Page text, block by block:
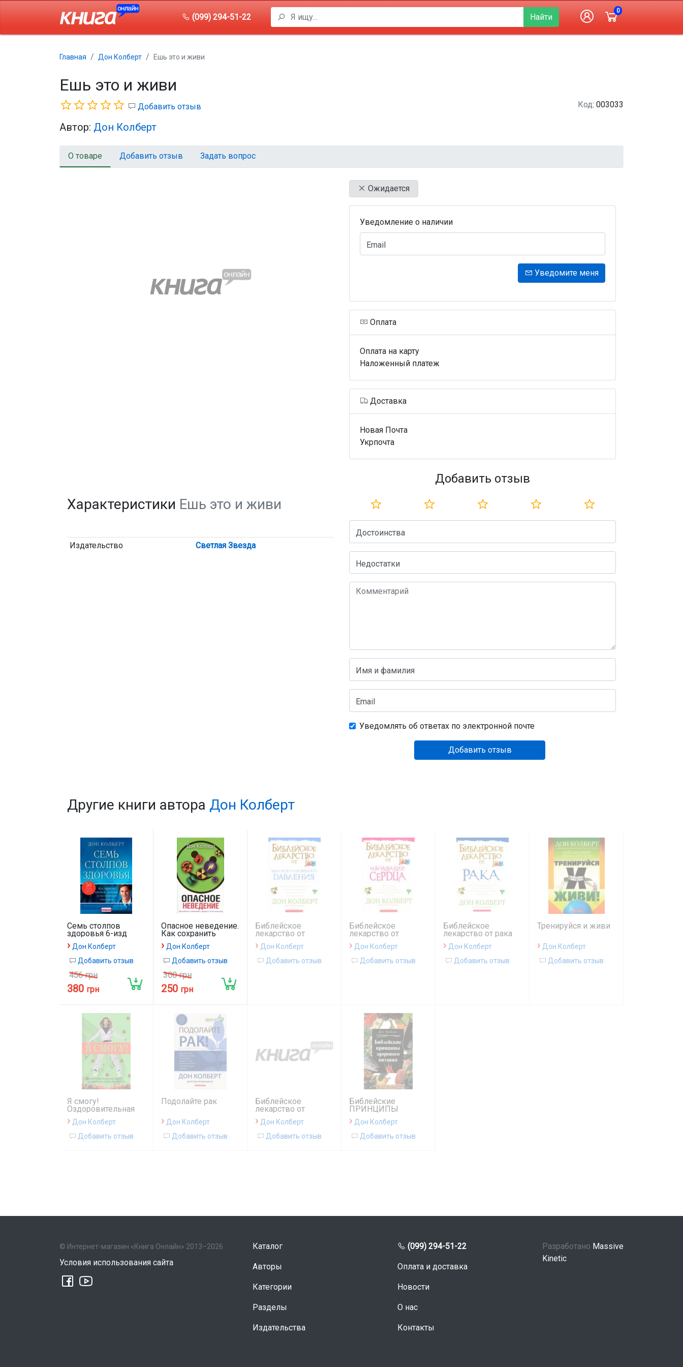
(099) 294-51-22 Найти
0
Главная Дон Колберт Ешь это и живи
Ешь это и живи
Добавить отзыв Код: 003033
Автор: Дон Колберт
О товаре Добавить отзыв Задать вопрос
Ожидается
Уведомление о наличии
Email
Уведомите меня
Оплата
Оплата на карту
Наложенный платеж
Доставка
Новая Почта
Укрпочта
Характеристики Ешь это и живи
Издательство Светлая Звезда
Добавить отзыв
Достоинства
Недостатки
Имя и фамилия
Email
Уведомлять об ответах по электронной почте
Добавить отзыв
Другие книги автора Дон Колберт
Семь столпов
здоровья 6-изд
› Дон Колберт
Добавить отзыв
456 грн
380 грн
Опасное неведение.
Как сохранить
здоровье...
› Дон Колберт
Добавить отзыв
300 грн
250 грн
Библейское
лекарство от
высокого
кровяного
давления 3-изд
› Дон Колберт
Добавить отзыв
Библейское
лекарство от
заболеваний
СЕРДЦА 3 изд.
› Дон Колберт
Добавить отзыв
Библейское
лекарство от рака
5-изд
› Дон Колберт
Добавить отзыв
Тренируйся и живи
› Дон Колберт
Добавить отзыв
Я смогу!
Оздоровительная
диета.
› Дон Колберт
Добавить отзыв
Подолайте рак
› Дон Колберт
Добавить отзыв
Библейское
лекарство от
простуды, гриппа и
синуситов
› Дон Колберт
Добавить отзыв
Библейские
ПРИНЦИПЫ
здорового питания
› Дон Колберт
Добавить отзыв
© Интернет-магазин «Книга Онлайн» 2013–2026
Условия использования сайта
Каталог
Авторы
Категории
Разделы
Издательства
(099) 294-51-22
Оплата и доставка
Новости
О нас
Контакты
Разработано Massive
Kinetic